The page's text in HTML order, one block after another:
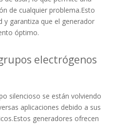
de cualquier problema.Esto
y garantiza que el generador
óptimo.
electrógenos
silencioso se están volviendo
aplicaciones debido a sus
generadores ofrecen